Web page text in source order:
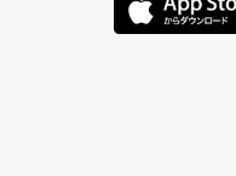
私も3年前ぐらいに祖
回線代ほとんどかから